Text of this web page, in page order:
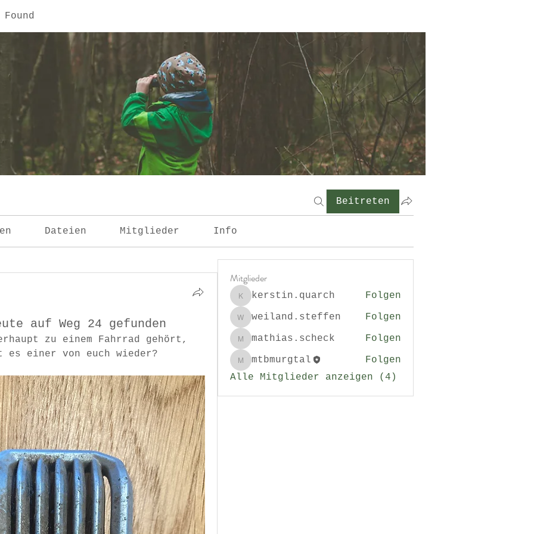
Beitreten
Dateien Mitglieder Info
auf Weg 24 gefunden
zu einem Fahrrad gehört,
einer von euch wieder?
Mitglieder
kerstin.quarch
kerstin.quarch Folgen
weiland.steffen
weiland.steffen Folgen
mathias.scheck
mathias.scheck Folgen
mtbmurgtal
mtbmurgtal
Folgen
Alle Mitglieder anzeigen (4)